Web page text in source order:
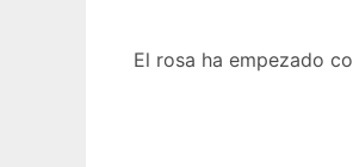
El rosa ha empezado